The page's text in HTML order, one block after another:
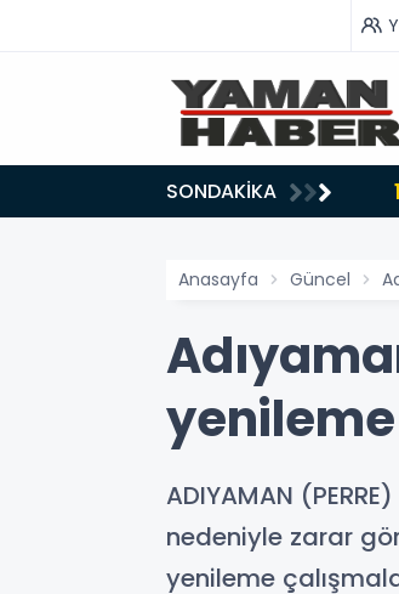
SONDAKİKA
iş birliği mesajı
Anasayfa Güncel
ADIYAMAN
nedeniyle zarar
yenileme